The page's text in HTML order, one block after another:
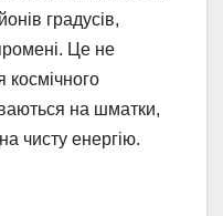
градусів,
Це не
космічного
на шматки,
чисту енергію.